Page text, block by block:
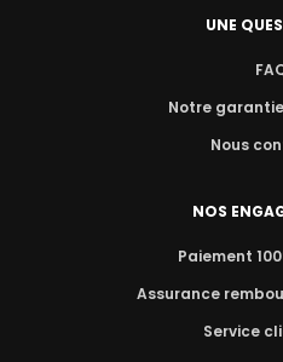
UNE
Notre
Nous
NOS
Paiement
Assurance
Service